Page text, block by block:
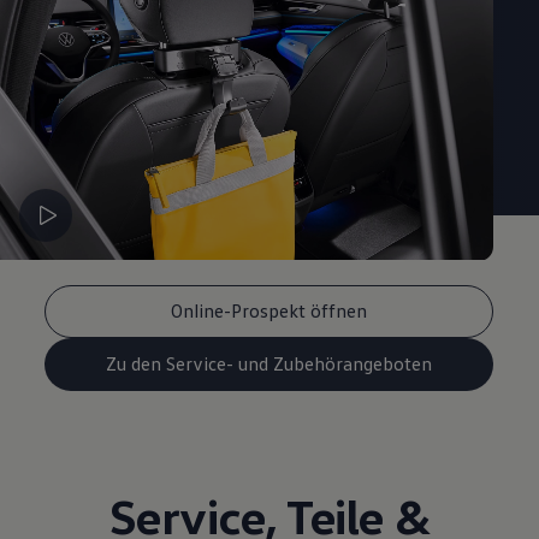
Magazin
Lifestyle
Transport
Familie
Elektromobilität
Volkswagen R
Pannen- und Unfallhilfe
Volkswagen Kundenbetreuung
Online-Prospekt öffnen
Zu den Service- und Zubehörangeboten
Service, Teile &